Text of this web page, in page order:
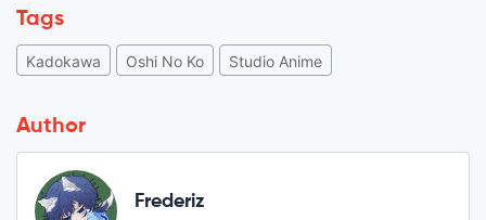
Tags
Kadokawa Oshi No Ko Studio Anime
Author
Frederiz